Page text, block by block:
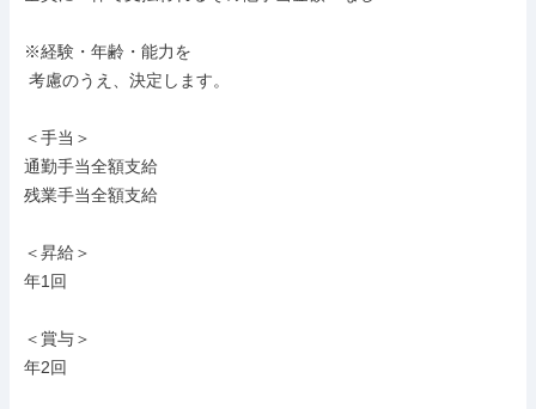
※経験・年齢・能力を
＜手当＞
通勤手当全額支給
残業手当全額支給
＜昇給＞
年1回
＜賞与＞
年2回